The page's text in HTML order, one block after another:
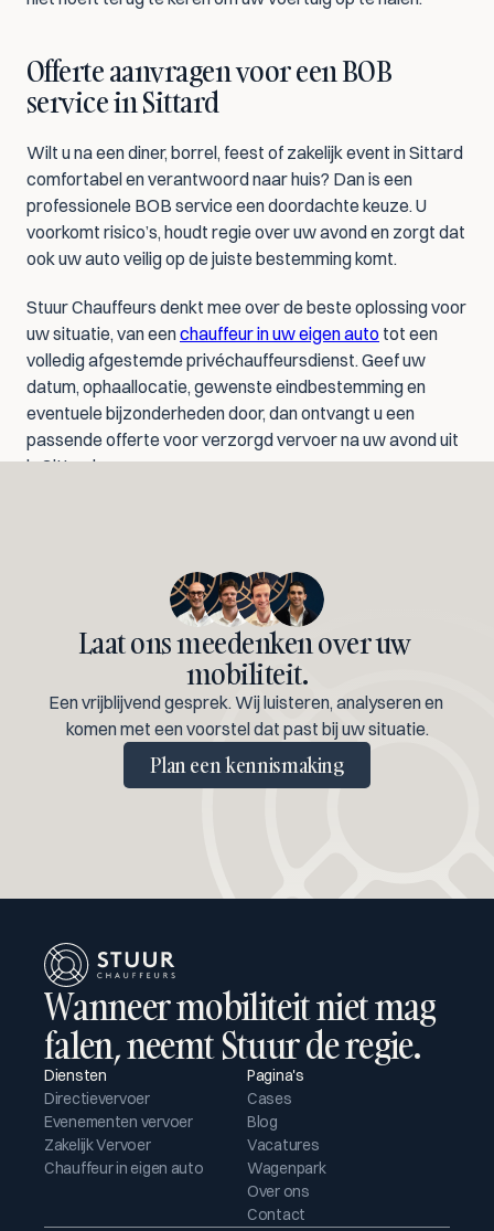
Offerte aanvragen voor een BOB
service in Sittard
Wilt u na een diner, borrel, feest of zakelijk event in Sittard
comfortabel en verantwoord naar huis? Dan is een
professionele BOB service een doordachte keuze. U
voorkomt risico’s, houdt regie over uw avond en zorgt dat
ook uw auto veilig op de juiste bestemming komt.
Stuur Chauffeurs denkt mee over de beste oplossing voor
uw situatie, van een chauffeur in uw eigen auto tot een
volledig afgestemde privéchauffeursdienst. Geef uw
datum, ophaallocatie, gewenste eindbestemming en
eventuele bijzonderheden door, dan ontvangt u een
passende offerte voor verzorgd vervoer na uw avond uit
in Sittard.
Laat ons meedenken over uw
mobiliteit.
Een vrijblijvend gesprek. Wij luisteren, analyseren en
komen met een voorstel dat past bij uw situatie.
Plan een kennismaking
Wanneer mobiliteit niet mag
falen, neemt Stuur de regie.
Diensten
Directievervoer
Evenementen vervoer
Zakelijk Vervoer
Chauffeur in eigen auto
Pagina's
Cases
Blog
Vacatures
Wagenpark
Over ons
Contact